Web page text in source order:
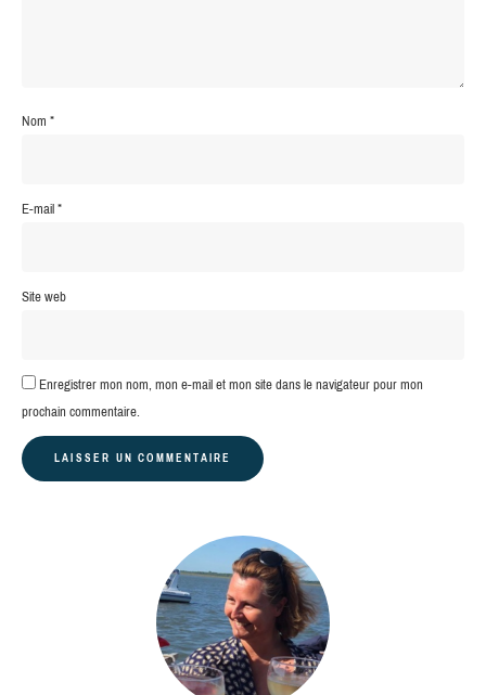
Nom*
E-mail*
Site web
Enregistrer mon nom, mon e-mail et mon site dans le navigateur pour mon
prochain commentaire.